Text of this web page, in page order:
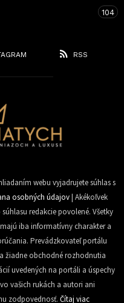
104
RSS
webu vyjadrujete súhlas s
osobných údajov| Akékoľvek
redakcie povolené. Všetky
iba informatívny charakter a
Prevádzkovateľ portálu
žiadne obchodné rozhodnutia
uvedených na portáli a úspechy
vašich rukách a autori ani
zodpovednosť. Čítaj viac